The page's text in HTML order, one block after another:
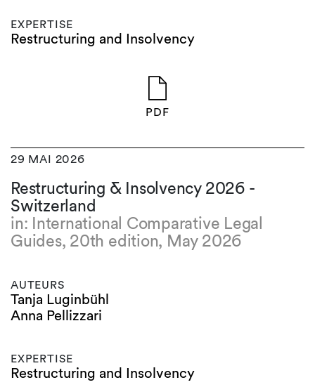
EXPERTISE
Restructuring and Insolvency
PDF
29 MAI 2026
Restructuring & Insolvency 2026 -
Switzerland
in: International Comparative Legal
Guides, 20th edition, May 2026
AUTEURS
Tanja Luginbühl
Anna Pellizzari
EXPERTISE
Restructuring and Insolvency